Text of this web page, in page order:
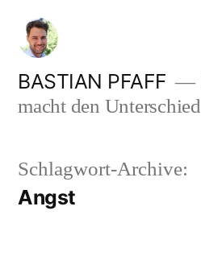
Zum
Inhalt
springen
BASTIAN PFAFF
macht den Unterschied
Schlagwort-Archive:
Angst